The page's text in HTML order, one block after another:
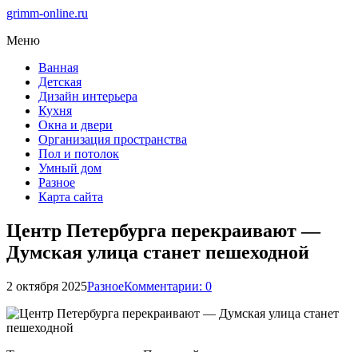
grimm-online.ru
Меню
Ванная
Детская
Дизайн интерьера
Кухня
Окна и двери
Организация пространства
Пол и потолок
Умный дом
Разное
Карта сайта
Центр Петербурга перекраивают —
Думская улица станет пешеходной
2 октября 2025РазноеКомментарии: 0